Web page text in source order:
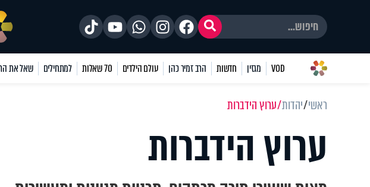
VOD מגזין חדשות הרב זמיר כהן עולם הילדים 70 שאלות למתחילים שאל את
ראשי יהדות ערוץ הידברות
ערוץ הידברות